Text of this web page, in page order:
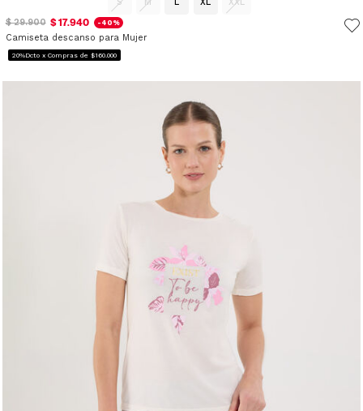
S M L XL
XXL
$ 29.900 $ 17.940 -40%
Camiseta descanso para Mujer
20%Dcto x Compras de $160.000